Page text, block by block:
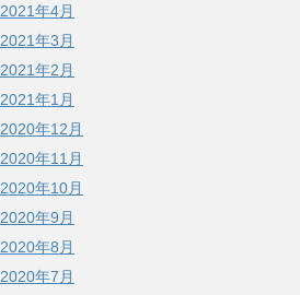
2021年4月
2021年3月
2021年2月
2021年1月
2020年12月
2020年11月
2020年10月
2020年9月
2020年8月
2020年7月